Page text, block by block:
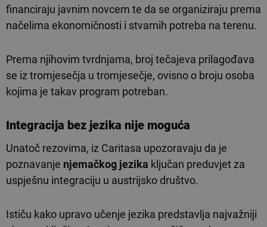
financiraju javnim novcem te da se organiziraju prema
načelima ekonomičnosti i stvarnih potreba na terenu.
Prema njihovim tvrdnjama, broj tečajeva prilagođava
se iz tromjesečja u tromjesečje, ovisno o broju osoba
kojima je takav program potreban.
Integracija bez jezika nije moguća
Unatoč rezovima, iz Caritasa upozoravaju da je
poznavanje njemačkog jezika ključan preduvjet za
uspješnu integraciju u austrijsko društvo.
Ističu kako upravo učenje jezika predstavlja najvažniji